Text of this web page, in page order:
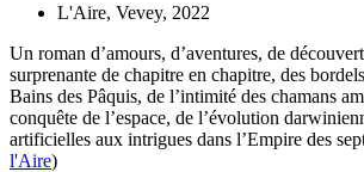
L'Aire, Vevey, 2022
Un roman d’amours, d’aventures, de
surprenante de chapitre en chapitre, des
Bains des Pâquis, de l’intimité des chamans
conquête de l’espace, de l’évolution
artificielles aux intrigues dans l’Empire des
l'Aire)